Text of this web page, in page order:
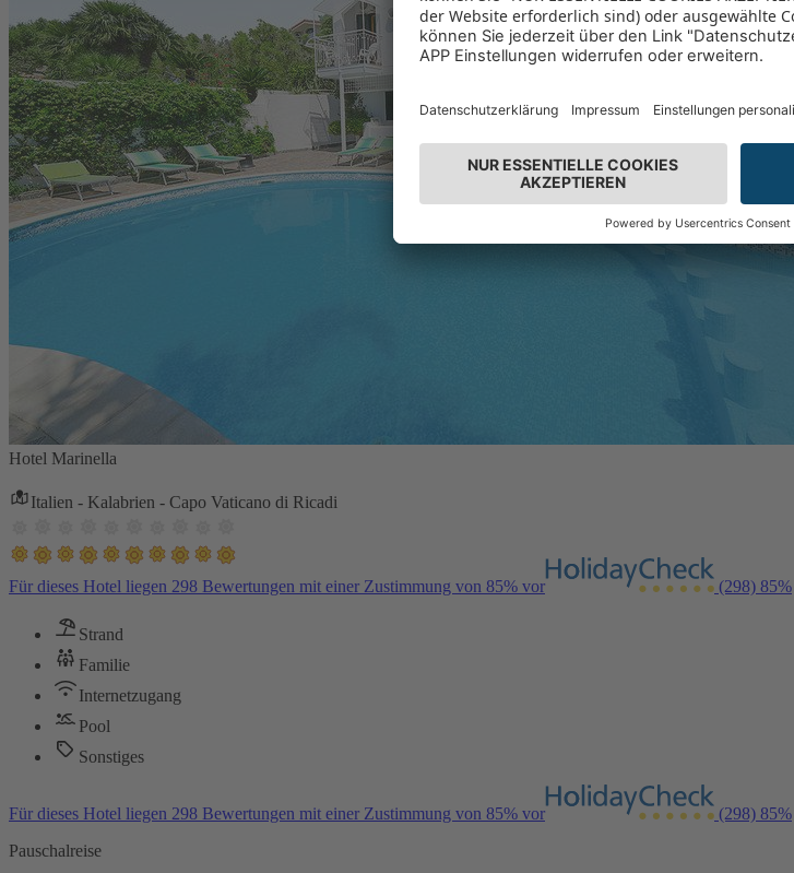
Hotel Marinella
Italien - Kalabrien - Capo Vaticano di Ricadi
Für dieses Hotel liegen 298 Bewertungen mit einer Zustimmung von 85% vor (298) 85%
Strand
Familie
Internetzugang
Pool
Sonstiges
Für dieses Hotel liegen 298 Bewertungen mit einer Zustimmung von 85% vor (298) 85%
Pauschalreise